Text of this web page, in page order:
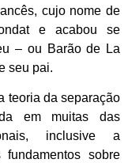
cujo nome de
e acabou se
– ou Barão de La
seu pai.
teoria da separação
em muitas das
inclusive a
sobre